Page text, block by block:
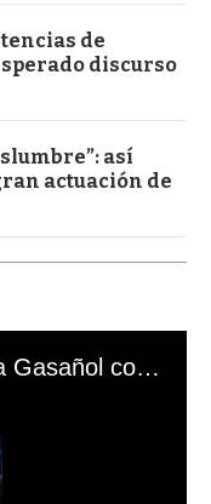
de
discurso
así
actuación de
El mal momento de Yanina Gasañol con un hincha argentino en "Subrayado"